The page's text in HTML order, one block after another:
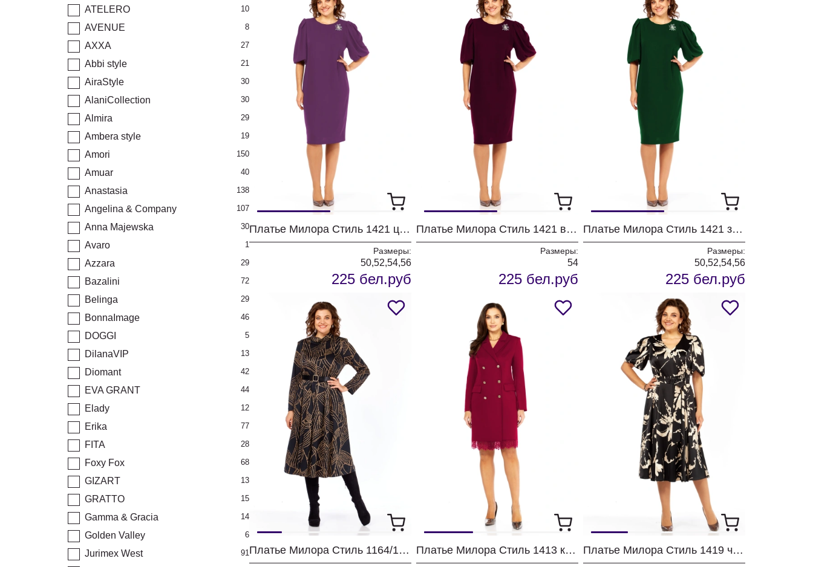
ATELERO 10
AVENUE 8
AXXA 27
Abbi style 21
AiraStyle 30
AlaniCollection 30
Almira 29
Ambera style 19
Amori 150
Amuar 40
Anastasia 138
Angelina & Company 107
Anna Majewska 30
Avaro 1
Azzara 29
Bazalini 72
Belinga 29
BonnaImage 46
DOGGI 5
DilanaVIP 13
Diomant 42
EVA GRANT 44
Elady 12
Erika 77
FITA 28
Foxy Fox 68
GIZART 13
GRATTO 15
Gamma & Gracia 14
Golden Valley 6
Jurimex West 91
Платье Милора Стиль 1421 цикламен
Размеры:
50,52,54,56
225 бел.руб
Платье Милора Стиль 1421 винный
Размеры:
54
225 бел.руб
Платье Милора Стиль 1421 зеленый
Размеры:
50,52,54,56
225 бел.руб
Платье Милора Стиль 1164/1 черный с листьями Платье Милора Стиль 1413 красный Платье Милора Стиль 1419 черный + принт